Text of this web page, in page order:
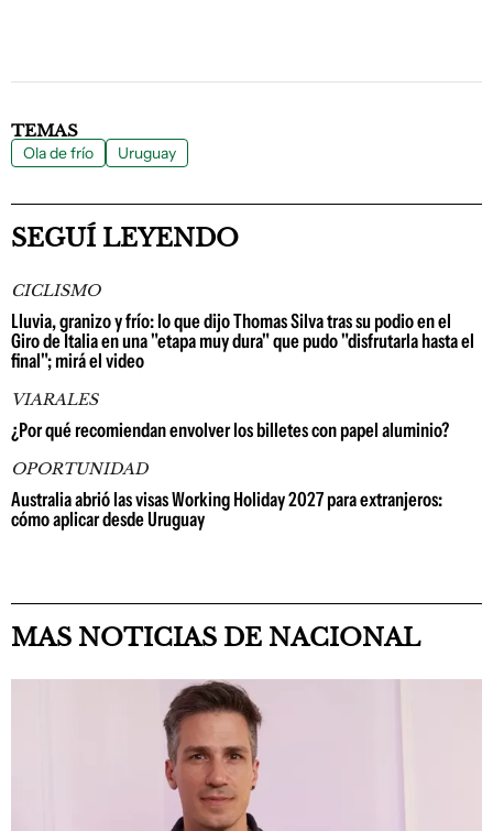
TEMAS
Ola de frío Uruguay
SEGUÍ LEYENDO
CICLISMO
Lluvia, granizo y frío: lo que dijo Thomas Silva tras su podio en el
Giro de Italia en una "etapa muy dura" que pudo "disfrutarla hasta el
final"; mirá el video
VIARALES
¿Por qué recomiendan envolver los billetes con papel aluminio?
OPORTUNIDAD
Australia abrió las visas Working Holiday 2027 para extranjeros:
cómo aplicar desde Uruguay
MAS NOTICIAS DE NACIONAL